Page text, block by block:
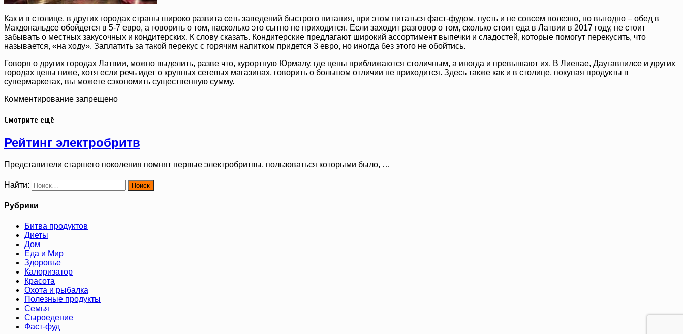
Как и в столице, в других городах страны широко развита сеть заведений быстрого питания, при этом питаться фаст-фудом, пусть и не совсем полезно, но выгодно – обед в
Макдональдсе обойдется в 5-7 евро, а говорить о том, насколько это сытно не приходится. Если заходит разговор о том, сколько стоит еда в Латвии в 2017 году, не стоит
забывать о местных закусочных и кондитерских. К слову сказать. Кондитерские предлагают широкий ассортимент выпечки и сладостей, которые помогут перекусить, что
называется, «на ходу». Заплатить за такой перекус с горячим напитком придется 3 евро, но иногда без этого не обойтись.
Говоря о других городах Латвии, можно выделить, разве что, курортную Юрмалу, где цены приближаются столичным, а иногда и превышают их. В Лиепае, Даугавпилсе и других
городах цены ниже, хотя если речь идет о крупных сетевых магазинах, говорить о большом отличии не приходится. Здесь также как и в столице, покупая продукты в
супермаркетах, вы можете сэкономить существенную сумму.
Комментирование запрещено
Смотрите ещё
Рейтинг электробритв
Представители старшего поколения помнят первые электробритвы, пользоваться которыми было, …
Найти:
Рубрики
Битва продуктов
Диеты
Дом
Еда и Мир
Здоровье
Калоризатор
Красота
Охота и рыбалка
Полезные продукты
Семья
Сыроедение
Фаст-фуд